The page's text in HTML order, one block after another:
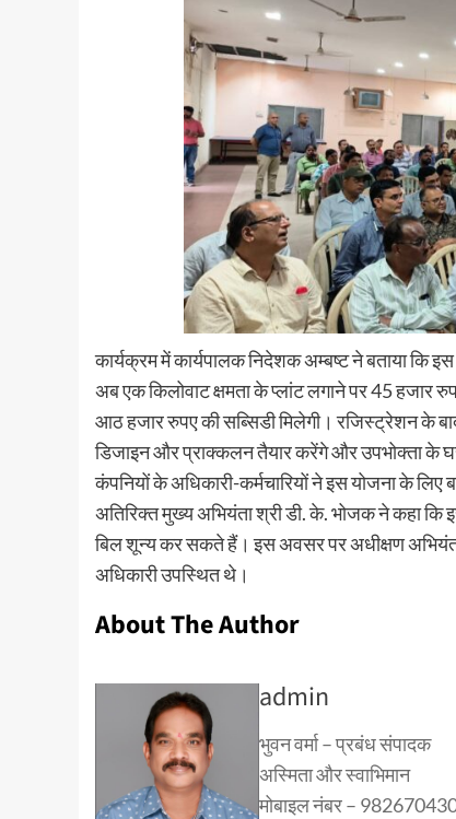
कार्यक्रम में कार्यपालक निदेशक अम्बष्ट ने बताया कि
अब एक किलोवाट क्षमता के प्लांट लगाने पर 45 हजार
आठ हजार रुपए की सब्सिडी मिलेगी। रजिस्ट्रेशन के
डिजाइन और प्राक्कलन तैयार करेंगे और उपभोक्ता के
कंपनियों के अधिकारी-कर्मचारियों ने इस योजना के लिए
अतिरिक्त मुख्य अभियंता श्री डी. के. भोजक ने कहा
बिल शून्य कर सकते हैं। इस अवसर पर अधीक्षण
अधिकारी उपस्थित थे।
About The Author
admin
भुवन वर्मा – प्रबंध संपादक
अस्मिता और स्वाभिमान
मोबाइल नंबर –